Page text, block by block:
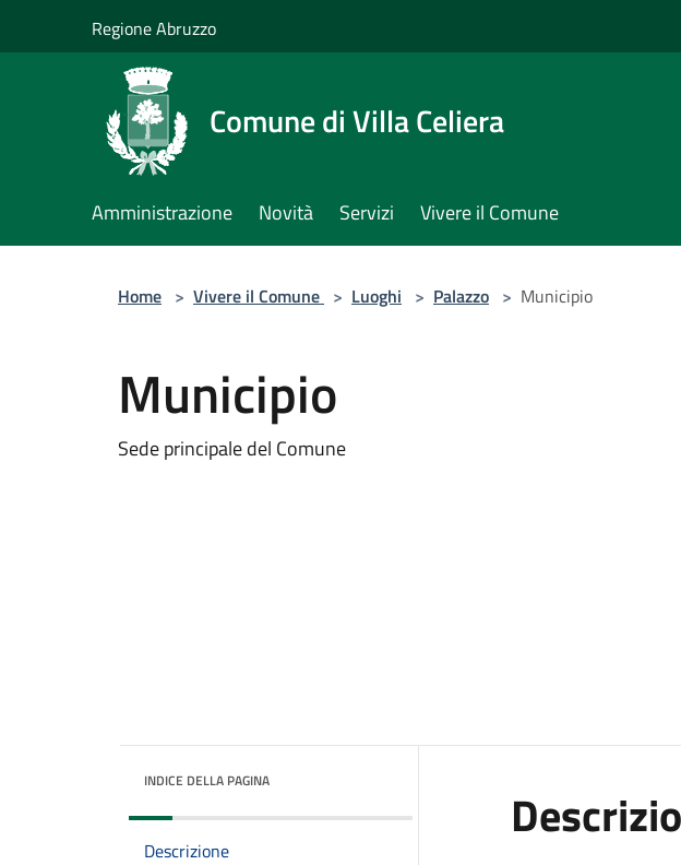
Regione Abruzzo
Comune di Villa Celiera
Amministrazione Novità Servizi Vivere il Comune
Home > Vivere il Comune > Luoghi > Palazzo > Municipio
Municipio
Sede principale del Comune
INDICE DELLA PAGINA
Descrizione